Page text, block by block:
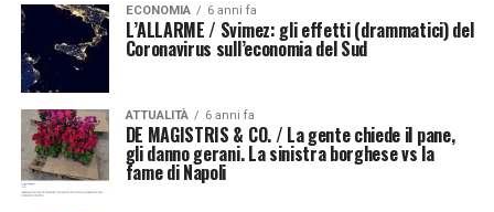
ECONOMIA 6 anni fa
L’ALLARME / Svimez: gli effetti (drammatici) del
Coronavirus sull’economia del Sud
ATTUALITÀ 6 anni fa
DE MAGISTRIS & CO. / La gente chiede il pane,
gli danno gerani. La sinistra borghese vs la
fame di Napoli